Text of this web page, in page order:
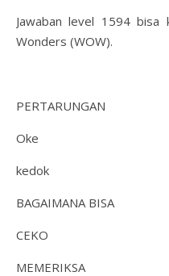
Jawaban level 1594
Wonders (WOW).
PERTARUNGAN
Oke
kedok
BAGAIMANA BISA
CEKO
MEMERIKSA